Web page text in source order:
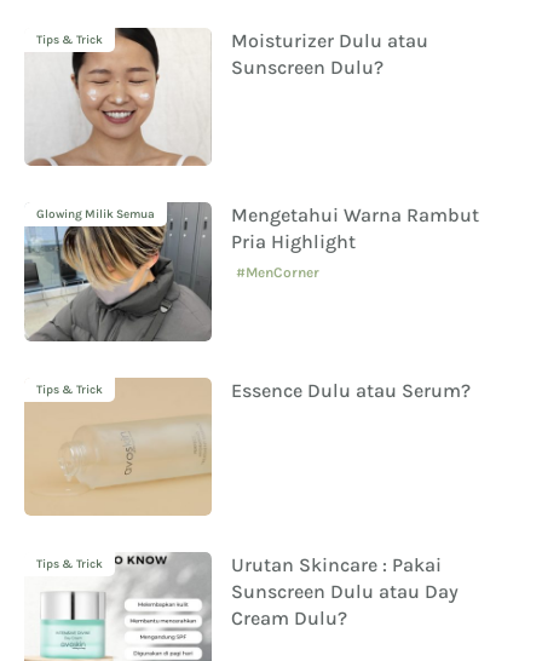
Tips & Trick
Moisturizer Dulu atau
Sunscreen Dulu?
Glowing Milik Semua
Mengetahui Warna Rambut
Pria Highlight
#MenCorner
Tips & Trick Essence Dulu atau Serum?
Tips & Trick
Urutan Skincare : Pakai
Sunscreen Dulu atau Day
Cream Dulu?